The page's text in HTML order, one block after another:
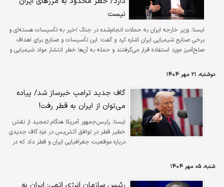
نیست
ايسنا: وزیر خارجه ایران به حملات انجام‌شده در جنگ اخیر به تأسیسات هسته‌ای و
برخی صنایع شیمیایی ایران اشاره کرد و گفت: این تأسیسات و صنایع برای اهداف
صلح‌آمیز مورد استفاده قرار می‌گرفتند و حمله به آن‌ها خطر انتشار مواد شیمیایی و
محیط‌زیست را، و ممکن است محدود به مرزهای ایران نباشد وقتی منتشر شوند.
دوشنبه، ۲۱ مهر ۱۴۰۴
گاف جدید ترامپ خبرساز شد/ پیاده
می‌توان از ایران به قطر رفت!
ايسنا: رئیس‌جمهور آمریکا هنگام تمجید از نقش
خطیر قطر در توافق آتش‌بس در غزه گاف جدیدی
درباره موقعیت جغرافیایی ایران و قطر داد که در
شنبه، ۰۵ مهر ۱۴۰۴